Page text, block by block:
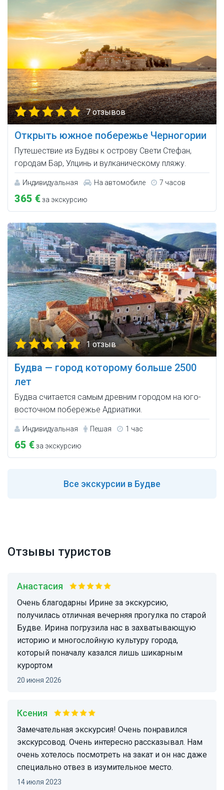
7 отзывов
Открыть южное побережье Черногории
Путешествие из Будвы к острову Свети Стефан,
городам Бар, Улцинь и вулканическому пляжу.
Индивидуальная На автомобиле 7 часов
365 €за экскурсию
1 отзыв
Будва — город которому больше 2500
лет
Будва считается самым древним городом на юго-
восточном побережье Адриатики.
Индивидуальная Пешая 1 час
65 €за экскурсию
Все экскурсии в Будве
Отзывы туристов
Анастасия
Очень благодарны Ирине за экскурсию,
получилась отличная вечерняя прогулка по старой
Будве. Ирина погрузила нас в захватывающую
историю и многослойную культуру города,
который поначалу казался лишь шикарным
курортом
20 июня 2026
Ксения
Замечательная экскурсия! Очень понравился
экскурсовод. Очень интересно рассказывал. Нам
очень хотелось посмотреть на закат и он нас даже
специально отвез в изумительное место.
14 июля 2023